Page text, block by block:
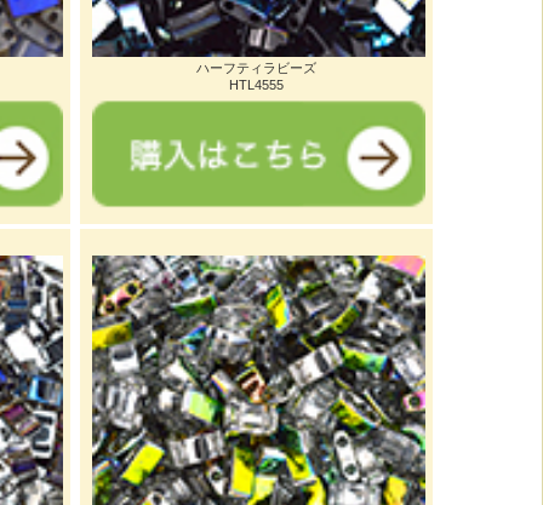
ハーフティラビーズ
HTL4555